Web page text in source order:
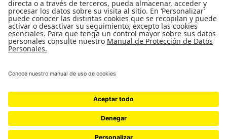
SORRY, NO MEMBERS WERE FOUND.
UNIVERSIDAD DE LOS ANDES | VIGILADA MINEDUCACIÓN. RECONOCIMIENTO
COMO UNIVERSIDAD: DECRETO 1297 DEL 30 DE MAYO DE 1964.